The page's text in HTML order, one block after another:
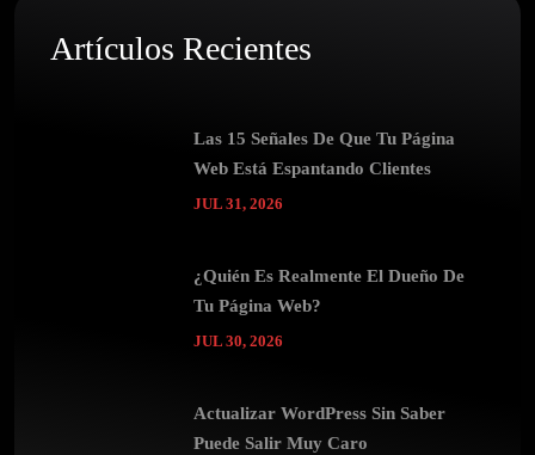
Artículos Recientes
Las 15 Señales De Que Tu Página
Web Está Espantando Clientes
JUL 31, 2026
¿Quién Es Realmente El Dueño De
Tu Página Web?
JUL 30, 2026
Actualizar WordPress Sin Saber
Puede Salir Muy Caro